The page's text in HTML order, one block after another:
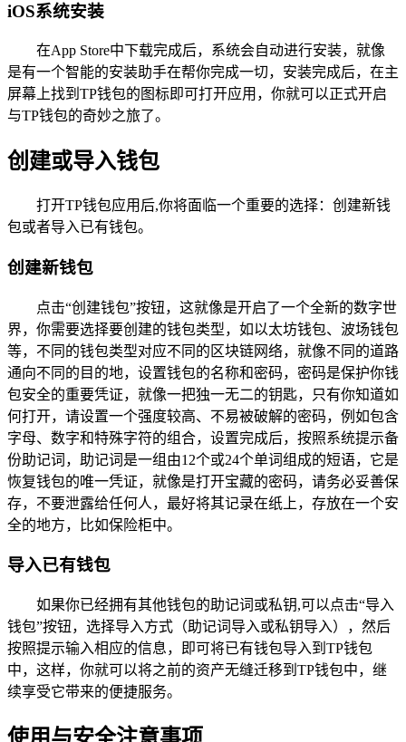
iOS系统安装
在App Store中下载完成后，系统会自动进行安装，就像
是有一个智能的安装助手在帮你完成一切，安装完成后，在主
屏幕上找到TP钱包的图标即可打开应用，你就可以正式开启
与TP钱包的奇妙之旅了。
创建或导入钱包
打开TP钱包应用后,你将面临一个重要的选择：创建新钱
包或者导入已有钱包。
创建新钱包
点击“创建钱包”按钮，这就像是开启了一个全新的数字世
界，你需要选择要创建的钱包类型，如以太坊钱包、波场钱包
等，不同的钱包类型对应不同的区块链网络，就像不同的道路
通向不同的目的地，设置钱包的名称和密码，密码是保护你钱
包安全的重要凭证，就像一把独一无二的钥匙，只有你知道如
何打开，请设置一个强度较高、不易被破解的密码，例如包含
字母、数字和特殊字符的组合，设置完成后，按照系统提示备
份助记词，助记词是一组由12个或24个单词组成的短语，它是
恢复钱包的唯一凭证，就像是打开宝藏的密码，请务必妥善保
存，不要泄露给任何人，最好将其记录在纸上，存放在一个安
全的地方，比如保险柜中。
导入已有钱包
如果你已经拥有其他钱包的助记词或私钥,可以点击“导入
钱包”按钮，选择导入方式（助记词导入或私钥导入），然后
按照提示输入相应的信息，即可将已有钱包导入到TP钱包
中，这样，你就可以将之前的资产无缝迁移到TP钱包中，继
续享受它带来的便捷服务。